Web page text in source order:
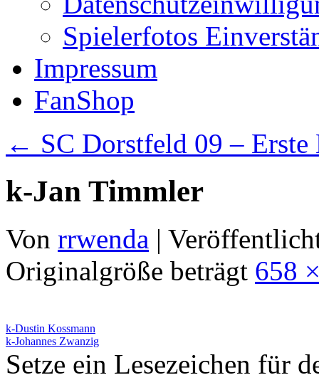
Spielerfotos
Impressum
FanShop
← SC Dorstfeld 09 – Erste
k-Jan Timmler
Von rrwenda |
Originalgröße beträgt 658
k-Dustin Kossmann
k-Johannes Zwanzig
Setze ein Lesezeichen für